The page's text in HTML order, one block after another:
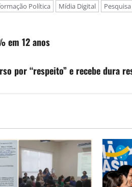
Política Mídia Digital
em 12 anos
por “respeito” e recebe dura